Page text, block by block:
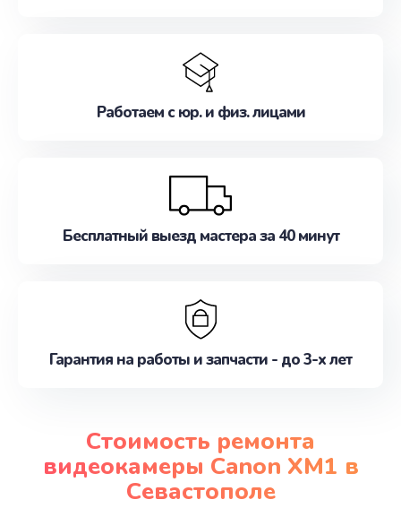
Работаем с юр. и физ. лицами
Бесплатный выезд мастера за 40 минут
Гарантия на работы и запчасти - до 3-х лет
Стоимость ремонта
видеокамеры Canon XM1 в
Севастополе